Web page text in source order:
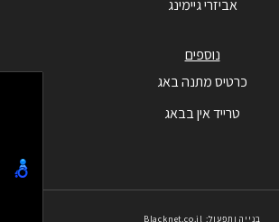
אביזרי גיימינג
נוספים
כרטיס מתנה באג
טרייד אין בבאג
בנייה ותפעול: Blacknet.co.il